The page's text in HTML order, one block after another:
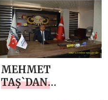
DEMOKRASİ VE
MİLLİ BİRLİK
GÜNÜ MESAJI
MEHMET
TAŞ`DAN